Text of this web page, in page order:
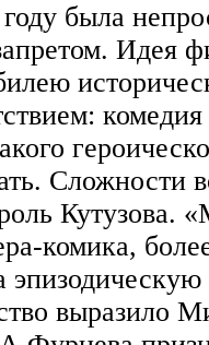
была
Идея
Сложности
Кутузова.
комика,
выразило